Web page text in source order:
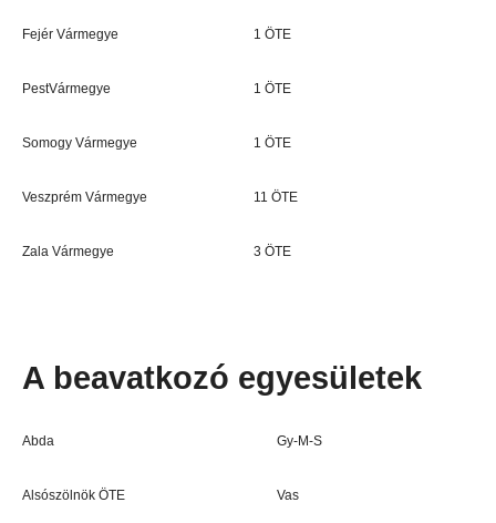
Fejér Vármegye 1 ÖTE
PestVármegye 1 ÖTE
Somogy Vármegye 1 ÖTE
Veszprém Vármegye 11 ÖTE
Zala Vármegye 3 ÖTE
A beavatkozó egyesületek
Abda Gy-M-S
Alsószölnök ÖTE Vas